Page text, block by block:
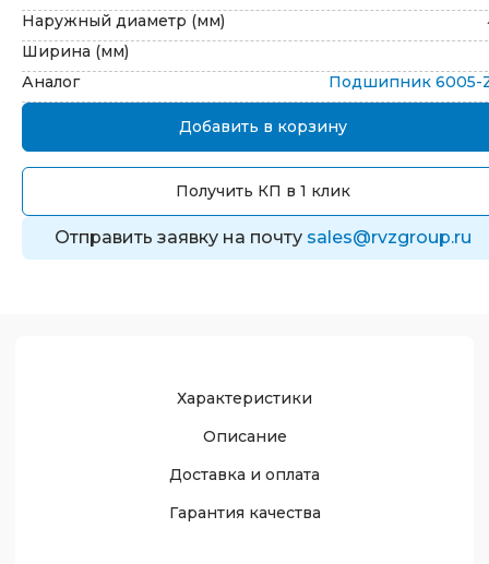
Наружный диаметр (мм)
Ширина (мм)
Аналог
Подшипник 6005-
Добавить в корзину
Получить КП в 1 клик
Отправить заявку на почту sales@rvzgroup.ru
Характеристики
Описание
Доставка и оплата
Гарантия качества